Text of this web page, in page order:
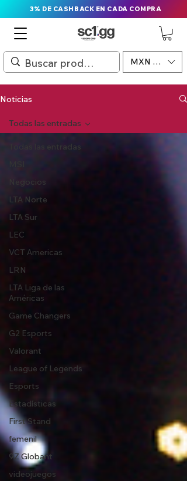
3% DE CASHBACK EN CADA COMPRA
MXN ($)
Noticias
Todas las entradas
Negocios
LTA Norte
LTA Sur
LEC
VCT Americas
LRN
LTA Liga de las
Américas
Game Changers
G2 Esports
Valorant
League of Legends
Esports
Estadísticas
First Stand
femenil
9Z Globant
videojuegos
Todas las entradas